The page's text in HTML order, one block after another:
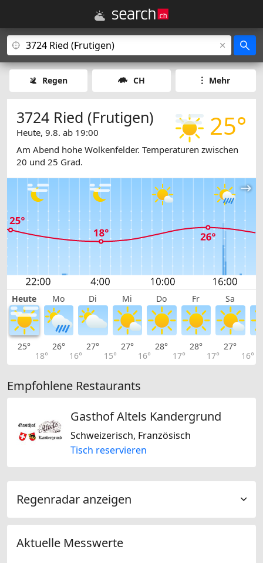
Regen CH Mehr
25°
3724 Ried (Frutigen)
Heute, 9.8. ab 19:00
Am Abend hohe Wolkenfelder. Temperaturen zwischen
20 und 25 Grad.
Heute Mo Di Mi Do Fr Sa
25°
18°
26°
16°
27°
15°
27°
16°
28°
17°
28°
17°
27°
16°
Empfohlene Restaurants
Gasthof Altels Kandergrund
Schweizerisch, Französisch
Tisch reservieren
Regenradar anzeigen
Aktuelle Messwerte